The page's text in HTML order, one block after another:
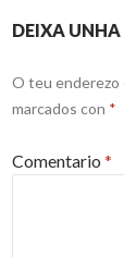
DEIXA UNHA
O teu enderezo
marcados con *
Comentario *